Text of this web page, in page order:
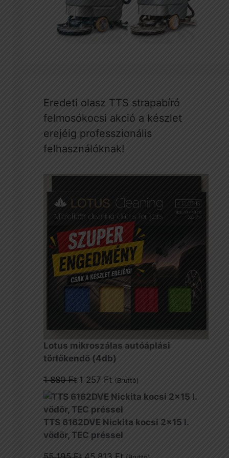
Eredeti olasz TTS strapabíró
felmosókocsi akció a készlet
erejéig professzionális
felhasználóknak!
Lotus mikroszálas autóáplási
törlőkendő (4db)
1 880Ft Original
price
was:
1
880 Ft.
1 257 FtCurrent
price
1
257 Ft.
(Bruttó)
TTS 6162DVE Nickita kocsi 2x15 l.
vödör, TEC préssel
Original
Current